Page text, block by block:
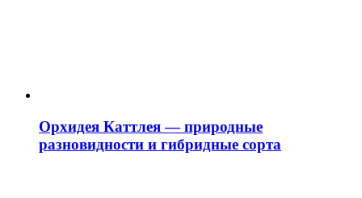
Орхидея Каттлея — природные
разновидности и гибридные сорта